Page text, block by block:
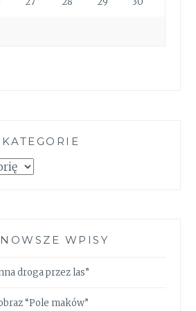
KATEGORIE
WPISY
droga przez las”
“Pole maków”